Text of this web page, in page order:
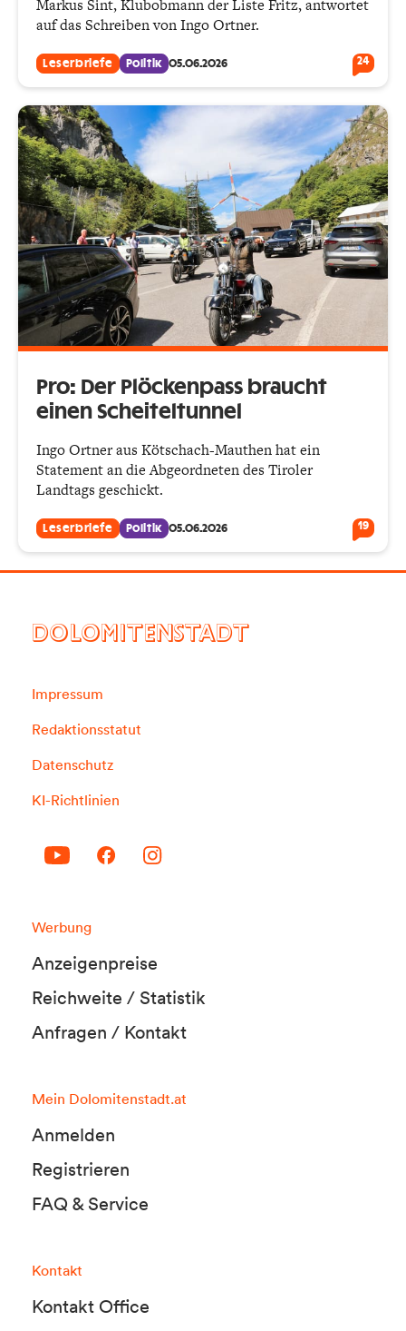
Markus Sint, Klubobmann der Liste Fritz, antwortet
auf das Schreiben von Ingo Ortner.
Leserbriefe Politik 05.06.2026 24
Pro: Der Plöckenpass braucht
einen Scheiteltunnel
Ingo Ortner aus Kötschach-Mauthen hat ein
Statement an die Abgeordneten des Tiroler
Landtags geschickt.
Leserbriefe Politik 05.06.2026 19
DOLOMITENSTADT
Impressum
Redaktionsstatut
Datenschutz
KI-Richtlinien
Werbung
Anzeigenpreise
Reichweite / Statistik
Anfragen / Kontakt
Mein Dolomitenstadt.at
Anmelden
Registrieren
FAQ & Service
Kontakt
Kontakt Office